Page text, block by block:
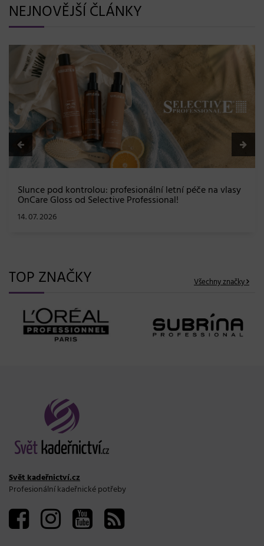
NEJNOVĚJŠÍ ČLÁNKY
BLONDME přichází s novou érou blond: lesk, glow efekt
a maximální péče bez kompromisů
08. 06. 2026
TOP ZNAČKY Všechny značky
Svět kadeřnictví.cz
Profesionální kadeřnické potřeby